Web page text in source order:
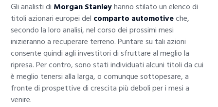
Gli analisti di Morgan Stanleyhanno stilato un elenco di
titoli azionari europei del comparto automotiveche,
secondo la loro analisi, nel corso dei prossimi mesi
inizieranno a recuperare terreno. Puntare su tali azioni
consente quindi agli investitori di sfruttare al meglio la
ripresa. Per contro, sono stati individuati alcuni titoli da cui
è meglio tenersi alla larga, o comunque sottopesare, a
fronte di prospettive di crescita più deboli per i mesi a
venire.